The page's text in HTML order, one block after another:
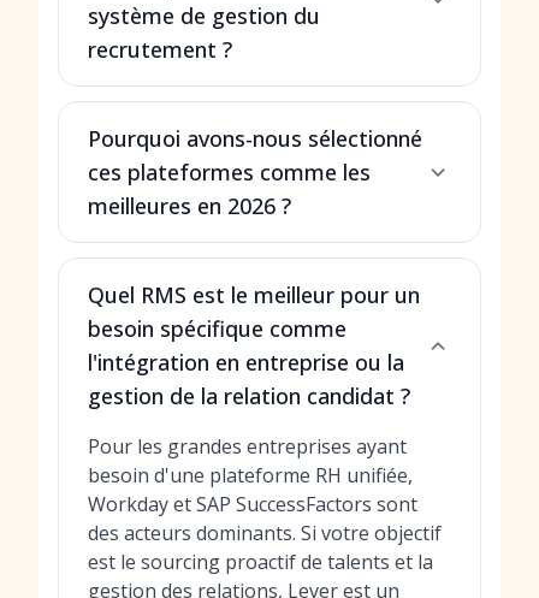
système de gestion du
recrutement ?
Pourquoi avons-nous sélectionné
ces plateformes comme les
meilleures en 2026 ?
Quel RMS est le meilleur pour un
besoin spécifique comme
l'intégration en entreprise ou la
gestion de la relation candidat ?
Pour les grandes entreprises ayant
besoin d'une plateforme RH unifiée,
Workday et SAP SuccessFactors sont
des acteurs dominants. Si votre objectif
est le sourcing proactif de talents et la
gestion des relations, Lever est un